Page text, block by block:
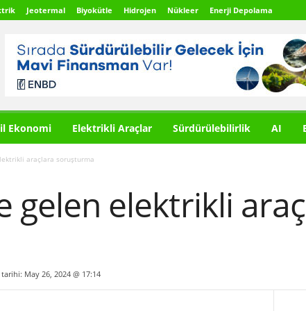
Jeotermal Biyokütle Hidrojen Nükleer Enerji Depolama
Ekonomi Elektrikli Araçlar Sürdürülebilirlik AI
araçlara soruşturma
gelen elektrikli
May 26, 2024 @ 17:14